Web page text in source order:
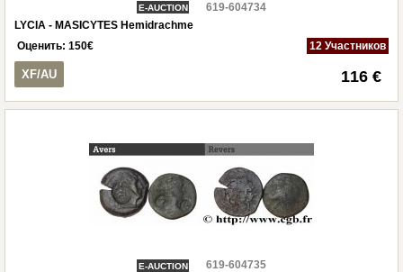
E-AUCTION
619-604734
LYCIA - MASICYTES Hemidrachme
Оценить: 150€ 12 Участников
XF/AU 116 €
E-AUCTION
619-604735